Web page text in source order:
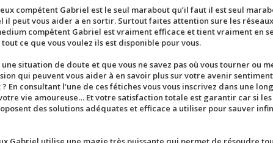
compétent Gabriel est le seul marabout qu’il faut il est seul
il peut vous aider a en sortir. Surtout faites attention sure les
compètent Gabriel est vraiment efficace et tient vraiment en
ce que vous voulez ils est disponible pour vous.
une situation de doute et que vous ne savez pas où vous tourner ou
qui peuvent vous aider à en savoir plus sur votre avenir
En consultant l’une de ces fétiches vous vous inscrivez dans une
vie amoureuse… Et votre satisfaction totale est garantir car si
des solutions adéquates et efficace a utiliser pour sauver